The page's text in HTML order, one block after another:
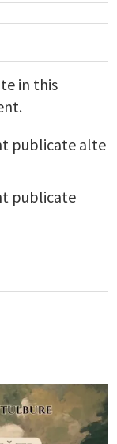
in this
publicate alte
publicate